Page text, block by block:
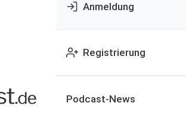
Anmeldung
Registrierung
Podcast-News